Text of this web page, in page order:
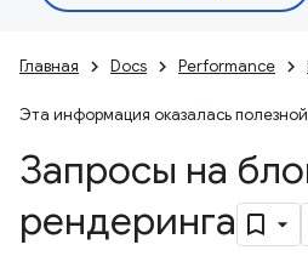
Главная Docs Performance
Эта информация оказалась
Запросы на
рендеринга